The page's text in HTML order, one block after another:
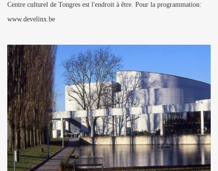
Centre culturel de Tongres est l'endroit à être. Pour la programmation:
www.develinx.be